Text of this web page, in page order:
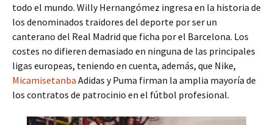
todo el mundo. Willy Hernangómez ingresa en la historia de
los denominados traidores del deporte por ser un
canterano del Real Madrid que ficha por el Barcelona. Los
costes no difieren demasiado en ninguna de las principales
ligas europeas, teniendo en cuenta, además, que Nike,
Micamisetanba Adidas y Puma firman la amplia mayoría de
los contratos de patrocinio en el fútbol profesional.